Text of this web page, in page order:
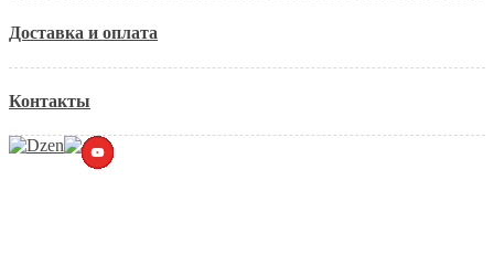
Доставка и оплата
Контакты